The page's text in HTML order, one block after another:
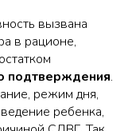
вызвана
в рационе,
подтверждения.
режим дня,
ребенка,